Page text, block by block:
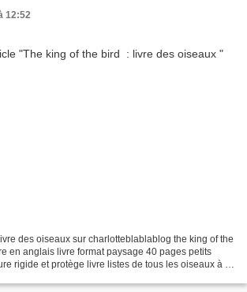
12:52
the king of the
en anglais livre format paysage 40 pages petits
rigide et protège livre listes de tous les oiseaux à la